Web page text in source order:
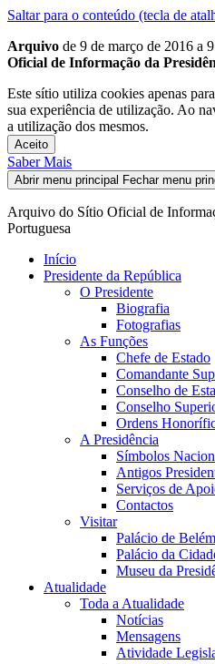
Saltar para o conteúdo (tecla de
Arquivo de 9 de março de 2016 a
Oficial de Informação da
Este sítio utiliza cookies apenas
sua experiência de utilização. Ao
a utilização dos mesmos.
Aceito
Saber Mais
Abrir menu principal Fechar menu
Arquivo do Sítio Oficial de
Portuguesa
Início
Presidente da República
O Presidente
Biografia
Fotografias
As Funções
Chefe de Estado
Comandante
Conselho de
Conselho
Ordens
A Presidência
Símbolos
Antigos
Serviços de
Contactos
Visitar
Palácio de Belém
Palácio da
Museu da
Atualidade
Toda a Atualidade
Notícias
Mensagens
Atividade